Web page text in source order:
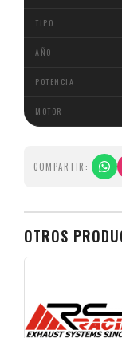
COMPARTIR:
OTROS